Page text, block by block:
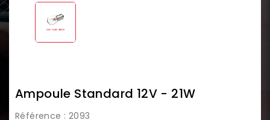
Ampoule Standard 12V - 21W
Référence : 2093